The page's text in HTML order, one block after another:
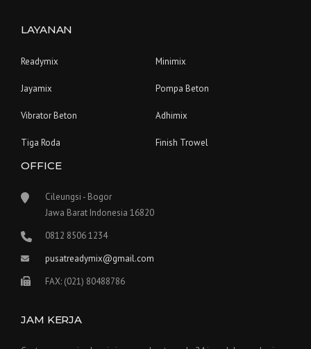
LAYANAN
Readymix Minimix
Jayamix Pompa Beton
Vibrator Beton Adhimix
Tiga Roda Finish Trowel
OFFICE
Cileungsi - Bogor
Jawa Barat Indonesia 16820
0812 8506 1234
pusatreadymix@gmail.com
FAX: (021) 80488786
JAM KERJA